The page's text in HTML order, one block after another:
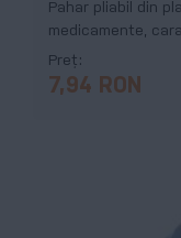
Pahar pliabil din
medicamente,
Preț
7,94 RON